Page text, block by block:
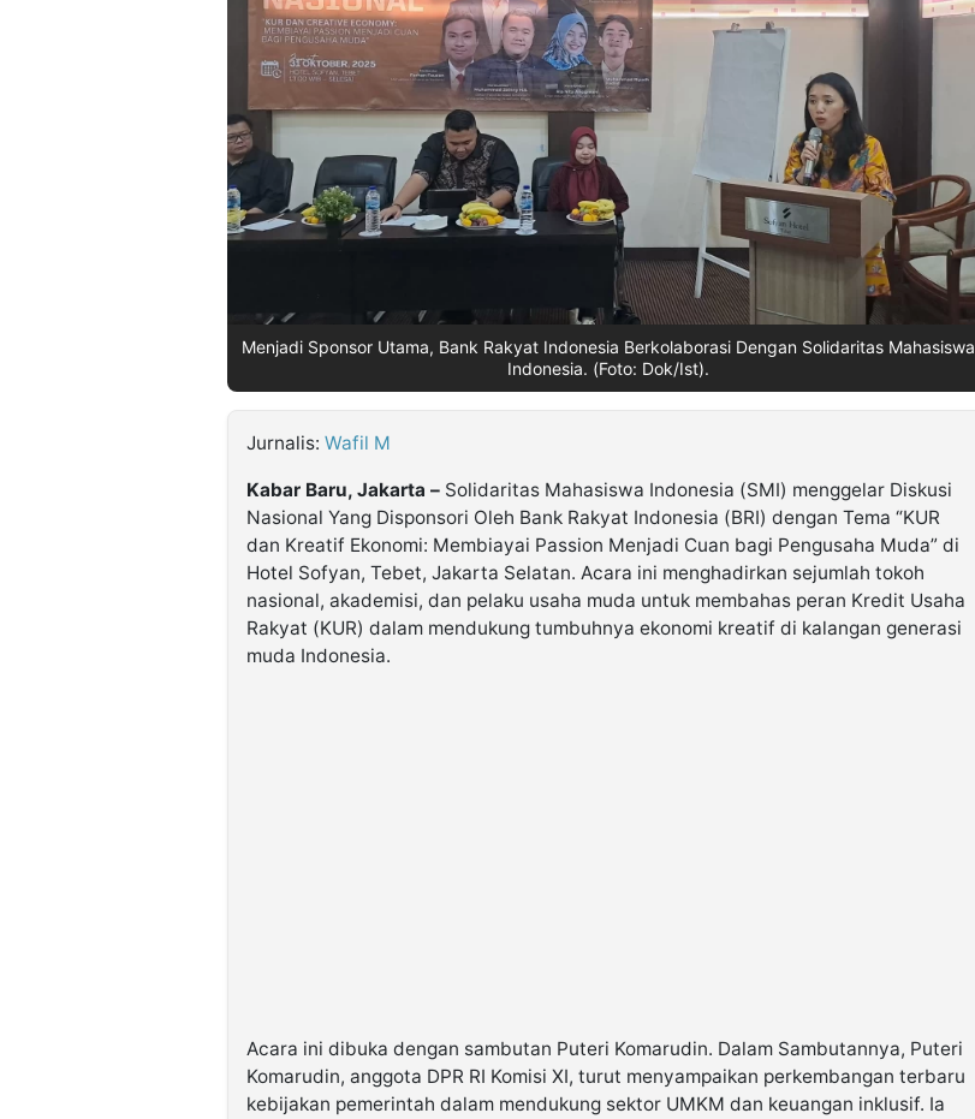
Menjadi Sponsor Utama, Bank Rakyat Indonesia Berkolaborasi Dengan Solidaritas Mahasiswa
Indonesia. (Foto: Dok/Ist).
Jurnalis: Wafil M
Kabar Baru, Jakarta – Solidaritas Mahasiswa Indonesia (SMI) menggelar Diskusi
Nasional Yang Disponsori Oleh Bank Rakyat Indonesia (BRI) dengan Tema “KUR
dan Kreatif Ekonomi: Membiayai Passion Menjadi Cuan bagi Pengusaha Muda” di
Hotel Sofyan, Tebet, Jakarta Selatan. Acara ini menghadirkan sejumlah tokoh
nasional, akademisi, dan pelaku usaha muda untuk membahas peran Kredit Usaha
Rakyat (KUR) dalam mendukung tumbuhnya ekonomi kreatif di kalangan generasi
muda Indonesia.
Acara ini dibuka dengan sambutan Puteri Komarudin. Dalam Sambutannya, Puteri
Komarudin, anggota DPR RI Komisi XI, turut menyampaikan perkembangan terbaru
kebijakan pemerintah dalam mendukung sektor UMKM dan keuangan inklusif. Ia